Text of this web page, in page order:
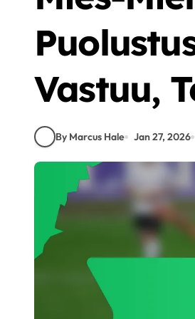
Vastuu,
By Marcus Hale Jan 27, 2026